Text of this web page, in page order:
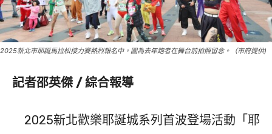
2025新北市耶誕馬拉松接力賽熱烈報名中。圖為去年跑者在舞台前拍照留念。（市府提供)
記者邵英傑 / 綜合報導
2025新北歡樂耶誕城系列首波登場活動「耶